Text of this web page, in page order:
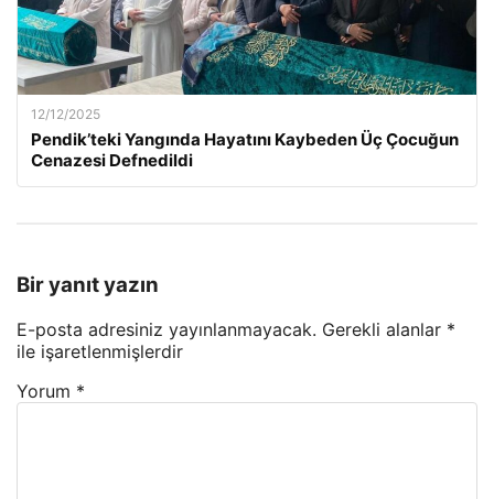
12/12/2025
Pendik’teki Yangında Hayatını Kaybeden Üç Çocuğun
Cenazesi Defnedildi
Bir yanıt yazın
E-posta adresiniz yayınlanmayacak. Gerekli alanlar *
ile işaretlenmişlerdir
Yorum *